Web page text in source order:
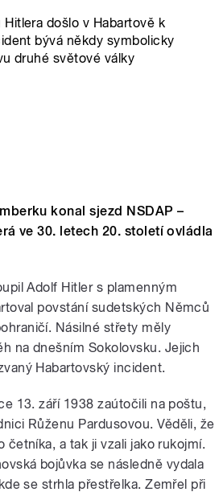
došlo v Habartově k
bývá někdy symbolicky
druhé světové války
konal sjezd NSDAP –
ve 30. letech 20. století ovládla
Adolf Hitler s plamenným
povstání sudetských Němců
Násilné střety měly
na dnešním Sokolovsku. Jejich
Habartovský incident.
13. září 1938 zaútočili na poštu,
Růženu Pardusovou. Věděli, že
četníka, a tak ji vzali jako rukojmí.
bojůvka se následně vydala
se strhla přestřelka. Zemřel při